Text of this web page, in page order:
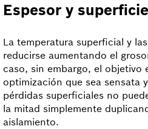
Espesor y
La temperatura superficial y
reducirse aumentando el
caso, sin embargo, el objetivo
optimización que sea sensata
pérdidas superficiales no
la mitad simplemente
aislamiento.